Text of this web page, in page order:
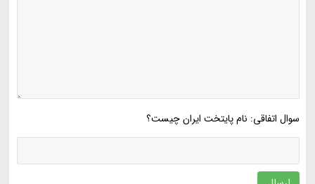
سوال اتفاقی: نام پایتخت ایران چیست؟